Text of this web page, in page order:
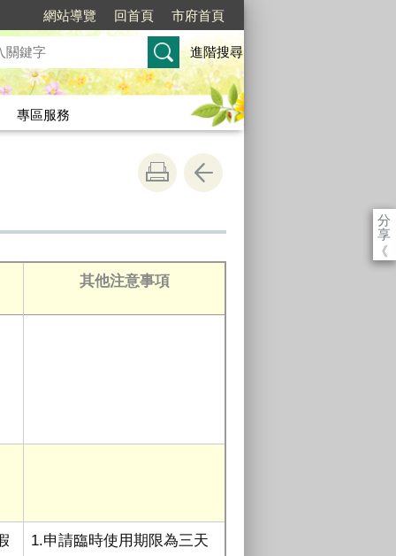
網站導覽 回首頁 市府首頁
進階搜尋
專區服務
分
享
《
其他注意事項
1.申請臨時使用期限為三天